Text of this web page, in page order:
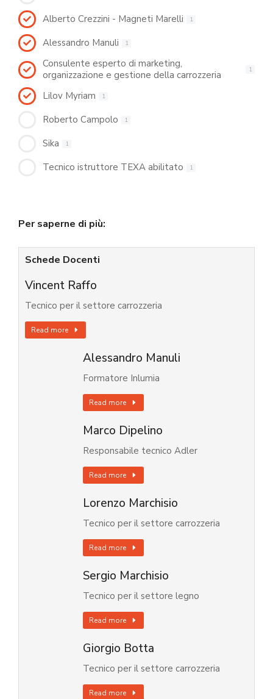
Alberto Crezzini - Magneti Marelli
1
Alessandro Manuli 1
Consulente esperto di marketing,
organizzazione e gestione della carrozzeria
1
Lilov Myriam 1
Roberto Campolo 1
Sika 1
Tecnico istruttore TEXA abilitato 1
Per saperne di più:
Schede Docenti
Vincent Raffo
Tecnico per il settore carrozzeria
Read more
Alessandro Manuli
Formatore Inlumia
Read more
Marco Dipelino
Responsabile tecnico Adler
Read more
Lorenzo Marchisio
Tecnico per il settore carrozzeria
Read more
Sergio Marchisio
Tecnico per il settore legno
Read more
Giorgio Botta
Tecnico per il settore carrozzeria
Read more